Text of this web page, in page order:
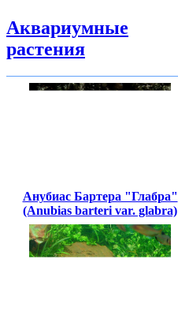
Аквариумные
растения
Анубиас Бартера "Глабра"
(Anubias barteri var. glabra)